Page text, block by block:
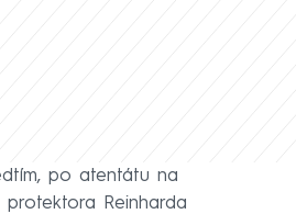
po atentátu na
protektora Reinharda